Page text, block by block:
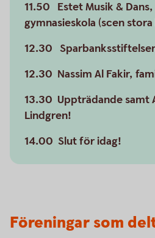
11.50 Estet Musik &
gymnasieskola (scen stora
12.30
12.30 Nassim Al Fakir,
13.30 Uppträdande samt
Lindgren!
14.00 Slut för idag!
Föreningar som